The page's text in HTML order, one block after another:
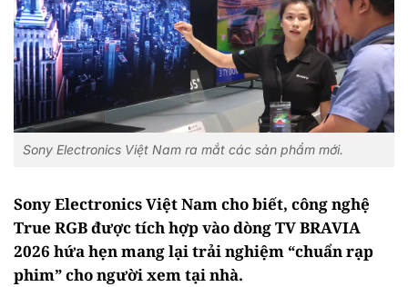
Sony Electronics Việt Nam ra mắt các sản phẩm mới.
Sony Electronics Việt Nam cho biết, công nghệ
True RGB được tích hợp vào dòng TV BRAVIA
2026 hứa hẹn mang lại trải nghiệm “chuẩn rạp
phim” cho người xem tại nhà.